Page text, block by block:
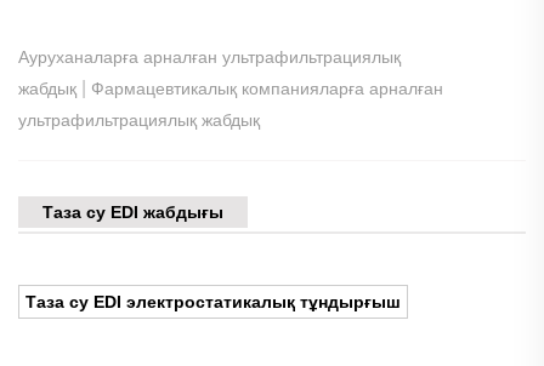
Ауруханаларға арналған ультрафильтрациялық
жабдық
Фармацевтикалық компанияларға арналған
ультрафильтрациялық жабдық
Таза су EDI жабдығы
Таза су EDI электростатикалық тұндырғыш